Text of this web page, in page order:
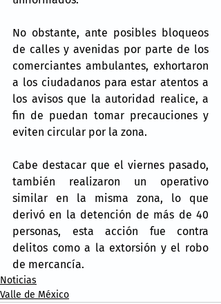
No obstante, ante posibles bloqueos
de calles y avenidas por parte de los
comerciantes ambulantes, exhortaron
a los ciudadanos para estar atentos a
los avisos que la autoridad realice, a
fin de puedan tomar precauciones y
eviten circular por la zona.
Cabe destacar que el viernes pasado,
también realizaron un operativo
similar en la misma zona, lo que
derivó en la detención de más de 40
personas, esta acción fue contra
delitos como a la extorsión y el robo
de mercancía.
Noticias
Valle de México